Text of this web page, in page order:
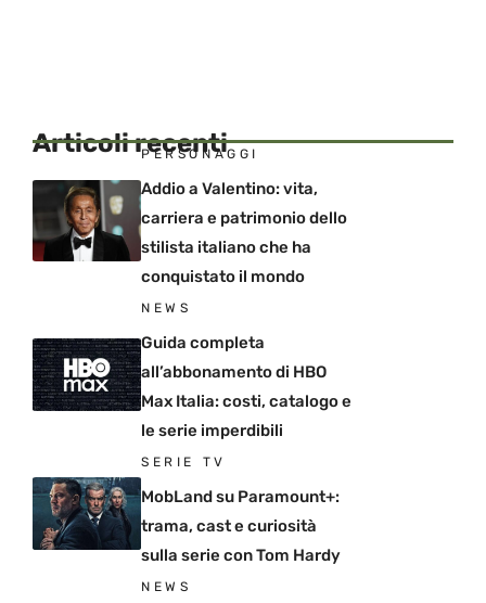
Articoli recenti
PERSONAGGI
Addio a Valentino: vita,
carriera e patrimonio dello
stilista italiano che ha
conquistato il mondo
NEWS
Guida completa
all’abbonamento di HBO
Max Italia: costi, catalogo e
le serie imperdibili
SERIE TV
MobLand su Paramount+:
trama, cast e curiosità
sulla serie con Tom Hardy
NEWS